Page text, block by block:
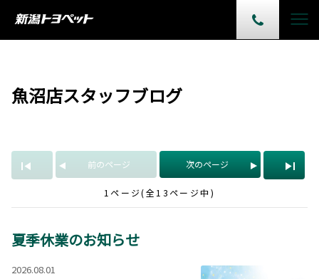
魚沼店スタッフブログ
前のページ 次のページ
1ページ(全13ページ中)
夏季休業のお知らせ
2026.08.01